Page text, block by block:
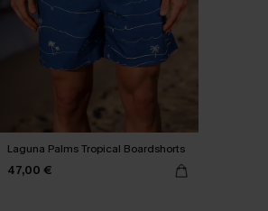
Laguna Palms Tropical Boardshorts
47,00 €